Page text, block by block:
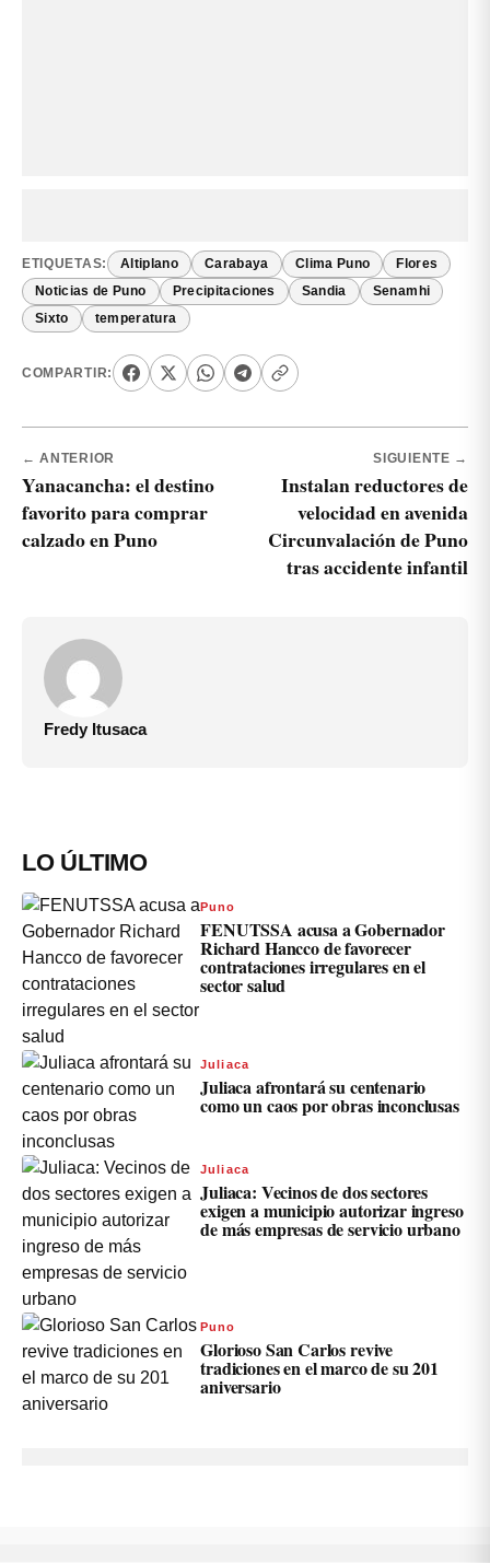
ETIQUETAS: Altiplano Carabaya Clima Puno Flores
Noticias de Puno Precipitaciones Sandia Senamhi
Sixto temperatura
COMPARTIR:
← ANTERIOR
Yanacancha: el destino
favorito para comprar
calzado en Puno
SIGUIENTE →
Instalan reductores de
velocidad en avenida
Circunvalación de Puno
tras accidente infantil
Fredy Itusaca
LO ÚLTIMO
Puno
FENUTSSA acusa a Gobernador
Richard Hancco de favorecer
contrataciones irregulares en el
sector salud
Juliaca
Juliaca afrontará su centenario
como un caos por obras inconclusas
Juliaca
Juliaca: Vecinos de dos sectores
exigen a municipio autorizar ingreso
de más empresas de servicio urbano
Puno
Glorioso San Carlos revive
tradiciones en el marco de su 201
aniversario